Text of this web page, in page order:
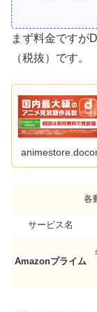
まず料金ですが
（税抜）です。
各
サービス名
Amazonプライム